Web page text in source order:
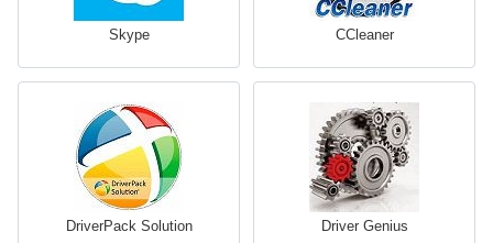
Skype CCleaner
DriverPack Solution Driver Genius